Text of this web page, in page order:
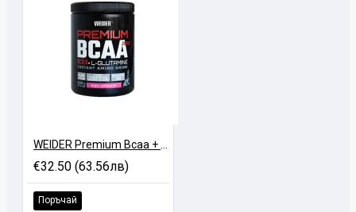
WEIDER Premium Bcaa + Glutamine 8:1:1 - 500 gr
€32.50 (63.56лв)
Поръчай